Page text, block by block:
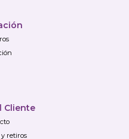
Cliente
y retiros